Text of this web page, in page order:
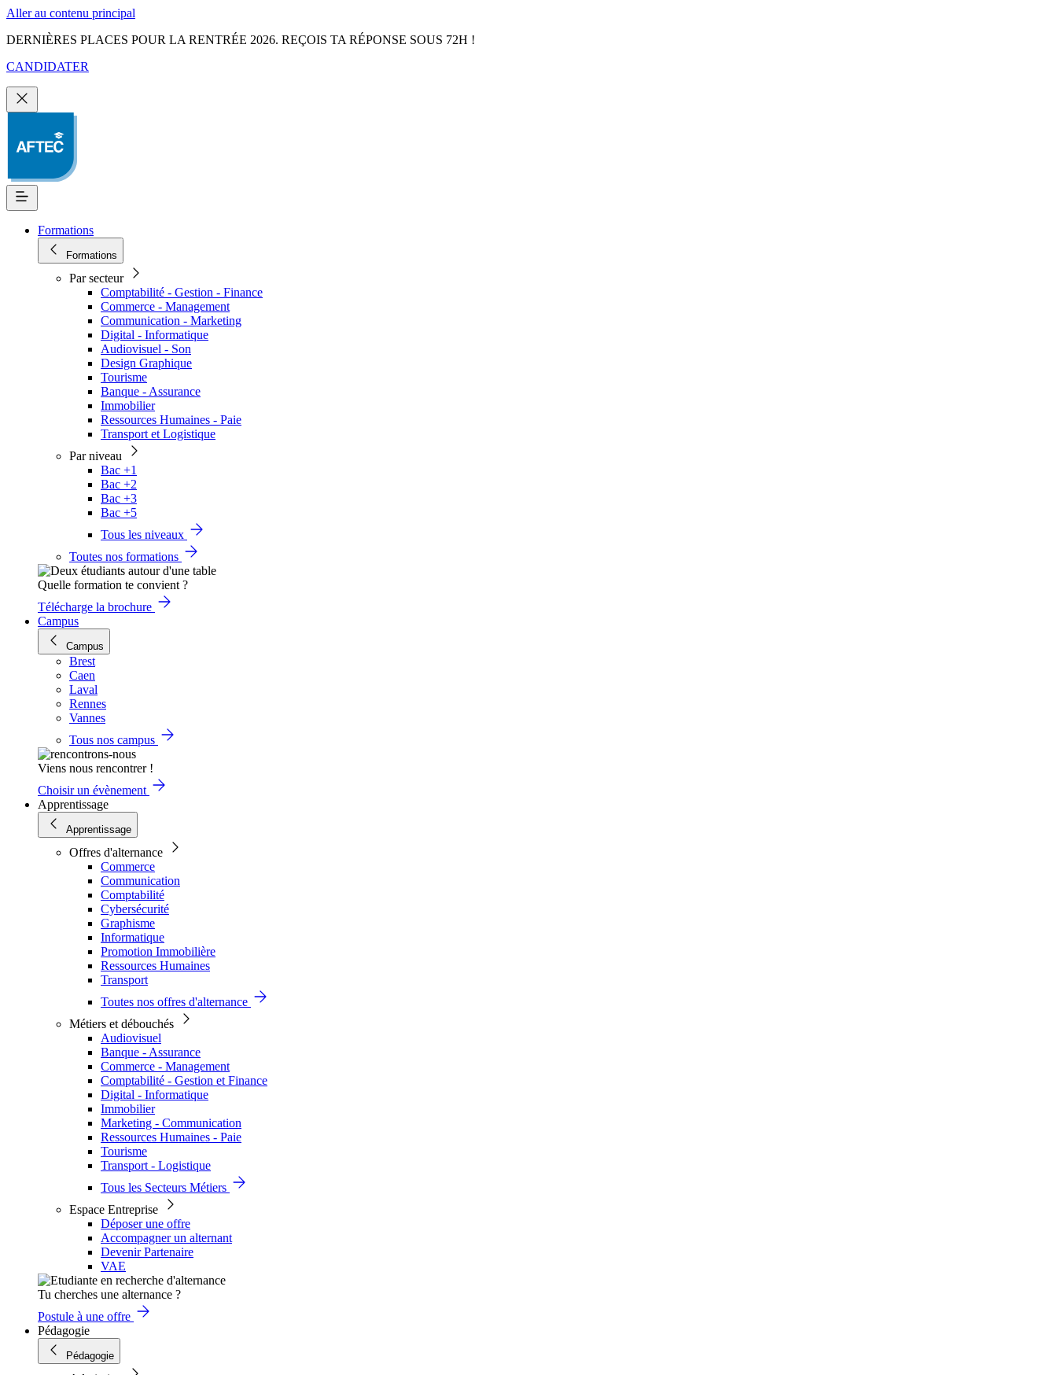
Aller au contenu principal
DERNIÈRES PLACES POUR LA RENTRÉE 2026. REÇOIS TA RÉPONSE SOUS 72H !
CANDIDATER
Formations
Formations
Par secteur
Comptabilité - Gestion - Finance
Commerce - Management
Communication - Marketing
Digital - Informatique
Audiovisuel - Son
Design Graphique
Tourisme
Banque - Assurance
Immobilier
Ressources Humaines - Paie
Transport et Logistique
Par niveau
Bac +1
Bac +2
Bac +3
Bac +5
Tous les niveaux
Toutes nos formations
Quelle formation te convient ?
Télécharge la brochure
Campus
Campus
Brest
Caen
Laval
Rennes
Vannes
Tous nos campus
Viens nous rencontrer !
Choisir un évènement
Apprentissage
Apprentissage
Offres d'alternance
Commerce
Communication
Comptabilité
Cybersécurité
Graphisme
Informatique
Promotion Immobilière
Ressources Humaines
Transport
Toutes nos offres d'alternance
Métiers et débouchés
Audiovisuel
Banque - Assurance
Commerce - Management
Comptabilité - Gestion et Finance
Digital - Informatique
Immobilier
Marketing - Communication
Ressources Humaines - Paie
Tourisme
Transport - Logistique
Tous les Secteurs Métiers
Espace Entreprise
Déposer une offre
Accompagner un alternant
Devenir Partenaire
VAE
Tu cherches une alternance ?
Postule à une offre
Pédagogie
Pédagogie